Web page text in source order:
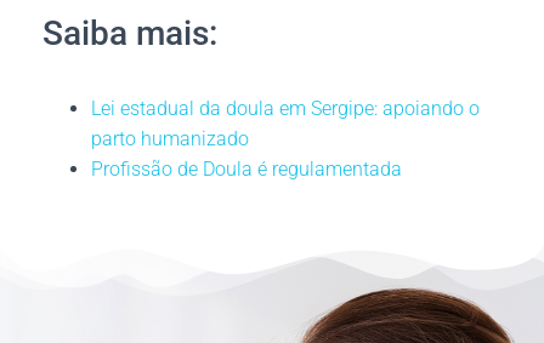
Saiba mais:
Lei estadual da doula em Sergipe: apoiando o
parto humanizado
Profissão de Doula é regulamentada